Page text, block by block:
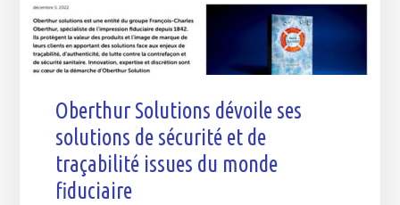
Oberthur Solutions dévoile ses
solutions de sécurité et de
traçabilité issues du monde
fiduciaire